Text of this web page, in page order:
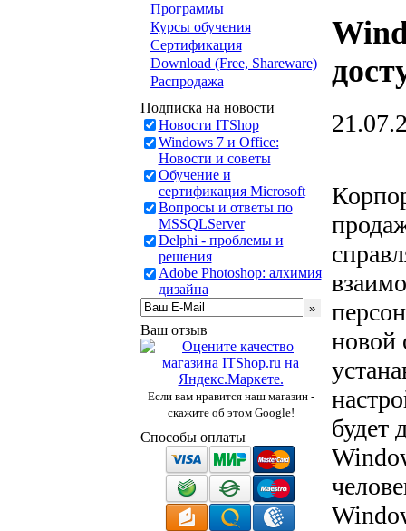
Программы
Курсы обучения
Сертификация
Download (Free, Shareware)
Распродажа
Подписка на новости
Новости ITShop
Windows 7 и Office:
Новости и советы
Обучение и
сертификация Microsoft
Вопросы и ответы по
MSSQLServer
Delphi - проблемы и
решения
Adobe Photoshop: алхимия
дизайна
Ваш отзыв
Если вам нравится наш магазин -
скажите об этом Google!
Способы оплаты
новой
будет